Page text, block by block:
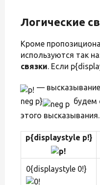
Логические
Кроме
используются так
связки. Если
—
neg p}
будем
этого
p{displaystyle p!}
0{displaystyle 0!}